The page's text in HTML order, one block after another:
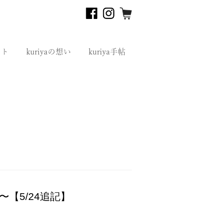
kuriyaの想い kuriya手帖
【5/24追記】